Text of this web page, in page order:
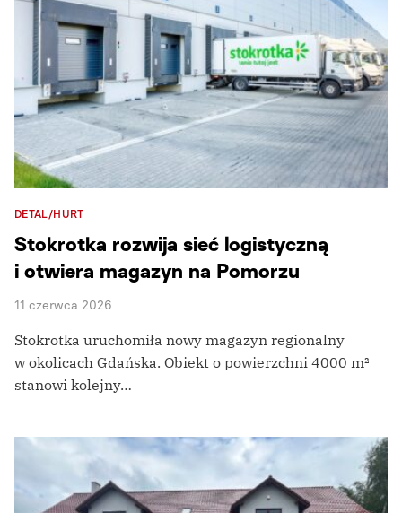
DETAL/HURT
Stokrotka rozwija sieć logistyczną
i otwiera magazyn na Pomorzu
11 czerwca 2026
Stokrotka uruchomiła nowy magazyn regionalny
w okolicach Gdańska. Obiekt o powierzchni 4000 m²
stanowi kolejny…